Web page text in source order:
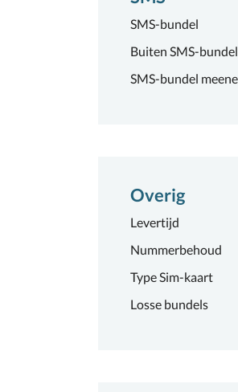
SMS-bundel
Buiten SMS-bundel
SMS-bundel
Overig
Levertijd
Nummerbehoud
Type Sim-kaart
Losse bundels